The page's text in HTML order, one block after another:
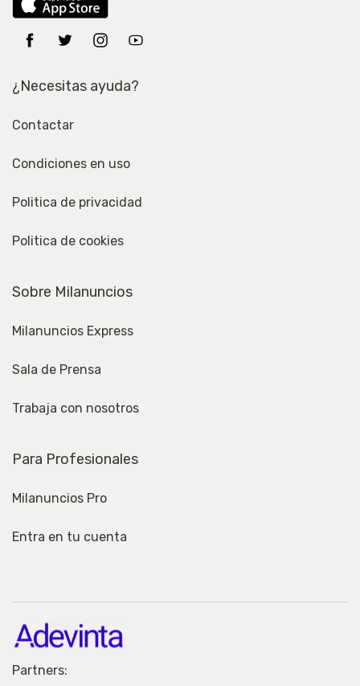
¿Necesitas ayuda?
Contactar
Condiciones en uso
Politica de privacidad
Politica de cookies
Sobre Milanuncios
Milanuncios Express
Sala de Prensa
Trabaja con nosotros
Para Profesionales
Milanuncios Pro
Entra en tu cuenta
Partners: